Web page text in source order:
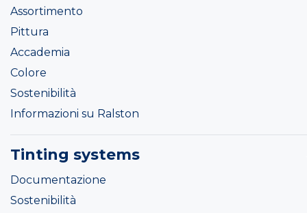
Assortimento
Pittura
Accademia
Colore
Sostenibilità
Informazioni su Ralston
Tinting systems
Documentazione
Sostenibilità